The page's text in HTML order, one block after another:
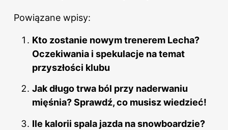
Powiązane wpisy:
Kto zostanie nowym trenerem Lecha?
Oczekiwania i spekulacje na temat
przyszłości klubu
Jak długo trwa ból przy naderwaniu
mięśnia? Sprawdź, co musisz wiedzieć!
Ile kalorii spala jazda na snowboardzie?